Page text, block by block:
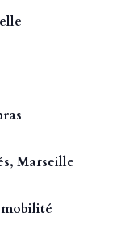
Marseille